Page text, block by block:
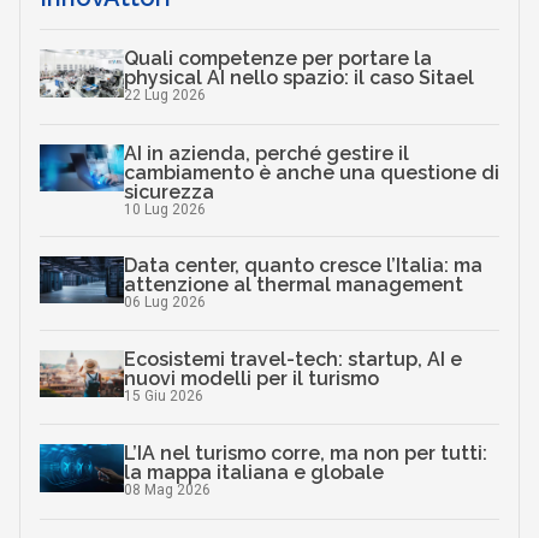
Quali competenze per portare la
physical AI nello spazio: il caso Sitael
22 Lug 2026
AI in azienda, perché gestire il
cambiamento è anche una questione di
sicurezza
10 Lug 2026
Data center, quanto cresce l’Italia: ma
attenzione al thermal management
06 Lug 2026
Ecosistemi travel-tech: startup, AI e
nuovi modelli per il turismo
15 Giu 2026
L’IA nel turismo corre, ma non per tutti:
la mappa italiana e globale
08 Mag 2026